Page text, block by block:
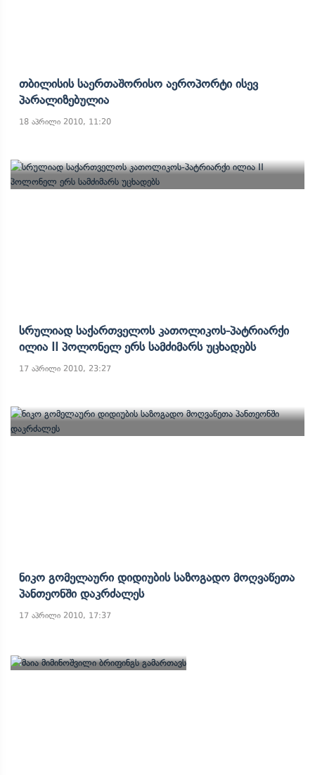
Თბილისის Საერთაშორისო Აეროპორტი Ისევ
Პარალიზებულია
18 აპრილი 2010, 11:20
Სრულიად Საქართველოს Კათოლიკოს-Პატრიარქი
Ილია II Პოლონელ Ერს Სამძიმარს Უცხადებს
17 აპრილი 2010, 23:27
Ნიკო Გომელაური Დიდიუბის Საზოგადო Მოღვაწეთა
Პანთეონში Დაკრძალეს
17 აპრილი 2010, 17:37